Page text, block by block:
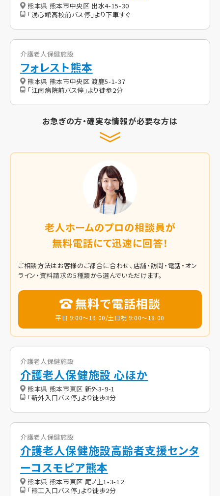
熊本県 熊本市中央区 出水4-15-30
「湧心館高校前バス停」より下車すぐ
介護老人保健施設
フォレスト熊本
熊本県 熊本市中央区 渡鹿5-1-37
「江南病院前バス停」より徒歩2分
お急ぎの方・確実な情報が必要な方は
老人ホームのプロの相談員が
無料電話にて迅速に回答！
ご相談方法はお客様のご都合に合わせ、店舗・訪問・電話・オン
ライン・資料請求の5種類から選んでいただけます。
無料で電話相談
平日 9:00～19:00/土日祝 9:00～18:00
介護老人保健施設
介護老人保健施設 心ほか
熊本県 熊本市東区 新外3-9-1
「新外入口バス停」より徒歩3分
介護老人保健施設
介護老人保健施設高齢者支援センタ
ーコスモピア熊本
熊本県 熊本市東区 尾ノ上1-3-12
「熊工入口バス停」より徒歩2分